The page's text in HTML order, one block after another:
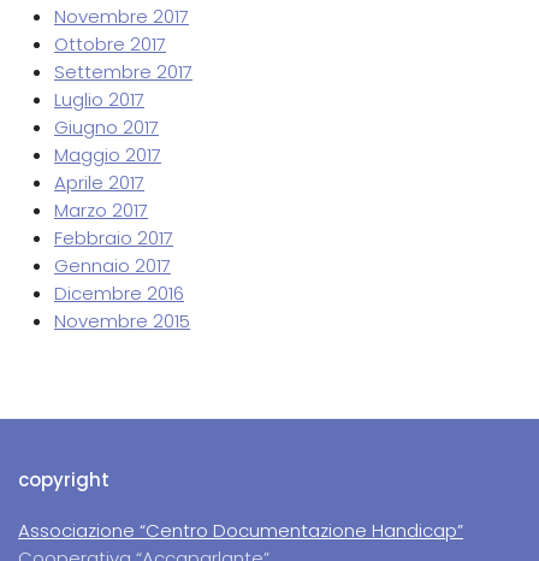
Novembre 2017
Ottobre 2017
Settembre 2017
Luglio 2017
Giugno 2017
Maggio 2017
Aprile 2017
Marzo 2017
Febbraio 2017
Gennaio 2017
Dicembre 2016
Novembre 2015
copyright
Associazione “Centro Documentazione Handicap”